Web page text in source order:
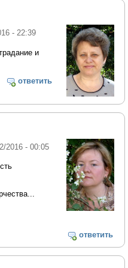
- 22:39
и
ответить
2016 - 00:05
ответить